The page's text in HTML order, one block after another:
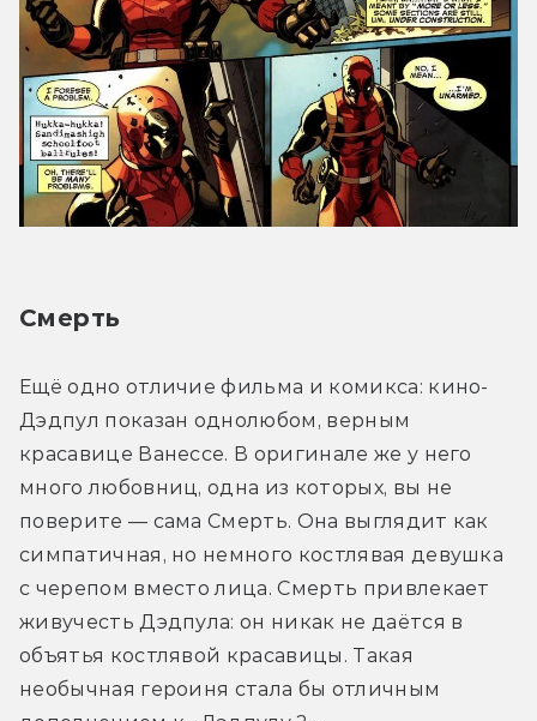
Смерть
Ещё одно отличие фильма и комикса: кино-
Дэдпул показан однолюбом, верным
красавице Ванессе. В оригинале же у него
много любовниц, одна из которых, вы не
поверите — сама Смерть. Она выглядит как
симпатичная, но немного костлявая девушка
с черепом вместо лица. Смерть привлекает
живучесть Дэдпула: он никак не даётся в
объятья костлявой красавицы. Такая
необычная героиня стала бы отличным